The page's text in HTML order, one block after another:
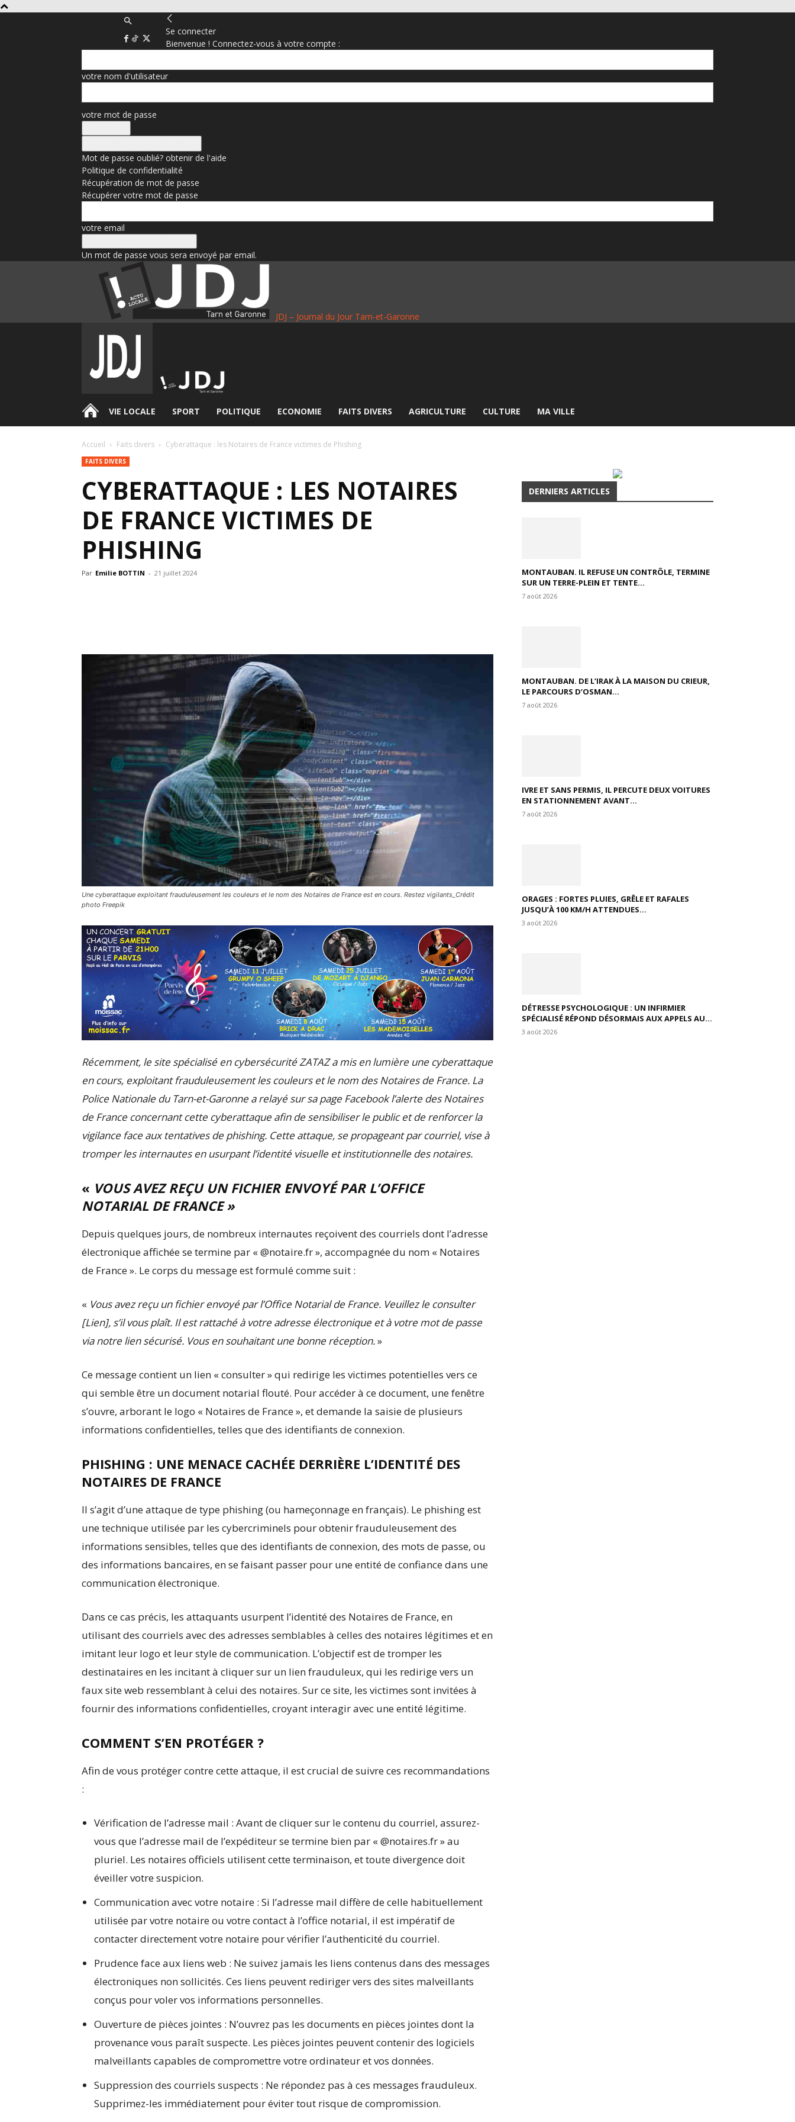
Se connecter
Bienvenue ! Connectez-vous à votre compte :
votre nom d'utilisateur
votre mot de passe
Mot de passe oublié? obtenir de l'aide
Politique de confidentialité
Récupération de mot de passe
Récupérer votre mot de passe
votre email
Un mot de passe vous sera envoyé par email.
JDJ – Journal du Jour Tarn-et-Garonne
. VIE LOCALE SPORT POLITIQUE ECONOMIE FAITS DIVERS AGRICULTURE CULTURE MA VILLE
Accueil Faits divers Cyberattaque : les Notaires de France victimes de Phishing
FAITS DIVERS
CYBERATTAQUE : LES NOTAIRES
DE FRANCE VICTIMES DE
PHISHING
Par Emilie BOTTIN - 21 juillet 2024
Une cyberattaque exploitant frauduleusement les couleurs et le nom des Notaires de France est en cours. Restez vigilants_Crédit
photo Freepik
Récemment, le site spécialisé en cybersécurité ZATAZ a mis en lumière une cyberattaque
en cours, exploitant frauduleusement les couleurs et le nom des Notaires de France. La
Police Nationale du Tarn-et-Garonne a relayé sur sa page Facebook l’alerte des Notaires
de France concernant cette cyberattaque afin de sensibiliser le public et de renforcer la
vigilance face aux tentatives de phishing. Cette attaque, se propageant par courriel, vise à
tromper les internautes en usurpant l’identité visuelle et institutionnelle des notaires.
« VOUS AVEZ REÇU UN FICHIER ENVOYÉ PAR L’OFFICE
NOTARIAL DE FRANCE »
Depuis quelques jours, de nombreux internautes reçoivent des courriels dont l’adresse
électronique affichée se termine par « @notaire.fr », accompagnée du nom « Notaires
de France ». Le corps du message est formulé comme suit :
« Vous avez reçu un fichier envoyé par l’Office Notarial de France. Veuillez le consulter
[Lien], s’il vous plaît. Il est rattaché à votre adresse électronique et à votre mot de passe
via notre lien sécurisé. Vous en souhaitant une bonne réception.»
Ce message contient un lien « consulter » qui redirige les victimes potentielles vers ce
qui semble être un document notarial flouté. Pour accéder à ce document, une fenêtre
s’ouvre, arborant le logo « Notaires de France », et demande la saisie de plusieurs
informations confidentielles, telles que des identifiants de connexion.
PHISHING : UNE MENACE CACHÉE DERRIÈRE L’IDENTITÉ DES
NOTAIRES DE FRANCE
Il s’agit d’une attaque de type phishing (ou hameçonnage en français). Le phishing est
une technique utilisée par les cybercriminels pour obtenir frauduleusement des
informations sensibles, telles que des identifiants de connexion, des mots de passe, ou
des informations bancaires, en se faisant passer pour une entité de confiance dans une
communication électronique.
Dans ce cas précis, les attaquants usurpent l’identité des Notaires de France, en
utilisant des courriels avec des adresses semblables à celles des notaires légitimes et en
imitant leur logo et leur style de communication. L’objectif est de tromper les
destinataires en les incitant à cliquer sur un lien frauduleux, qui les redirige vers un
faux site web ressemblant à celui des notaires. Sur ce site, les victimes sont invitées à
fournir des informations confidentielles, croyant interagir avec une entité légitime.
COMMENT S’EN PROTÉGER ?
Afin de vous protéger contre cette attaque, il est crucial de suivre ces recommandations
:
Vérification de l’adresse mail : Avant de cliquer sur le contenu du courriel, assurez-
vous que l’adresse mail de l’expéditeur se termine bien par « @notaires.fr » au
pluriel. Les notaires officiels utilisent cette terminaison, et toute divergence doit
éveiller votre suspicion.
Communication avec votre notaire : Si l’adresse mail diffère de celle habituellement
utilisée par votre notaire ou votre contact à l’office notarial, il est impératif de
contacter directement votre notaire pour vérifier l’authenticité du courriel.
Prudence face aux liens web : Ne suivez jamais les liens contenus dans des messages
électroniques non sollicités. Ces liens peuvent rediriger vers des sites malveillants
conçus pour voler vos informations personnelles.
Ouverture de pièces jointes : N’ouvrez pas les documents en pièces jointes dont la
provenance vous paraît suspecte. Les pièces jointes peuvent contenir des logiciels
malveillants capables de compromettre votre ordinateur et vos données.
Suppression des courriels suspects : Ne répondez pas à ces messages frauduleux.
Supprimez-les immédiatement pour éviter tout risque de compromission.
DERNIERS ARTICLES
MONTAUBAN. IL REFUSE UN CONTRÔLE, TERMINE
SUR UN TERRE-PLEIN ET TENTE...
7 août 2026
MONTAUBAN. DE L’IRAK À LA MAISON DU CRIEUR,
LE PARCOURS D’OSMAN...
7 août 2026
IVRE ET SANS PERMIS, IL PERCUTE DEUX VOITURES
EN STATIONNEMENT AVANT...
7 août 2026
ORAGES : FORTES PLUIES, GRÊLE ET RAFALES
JUSQU’À 100 KM/H ATTENDUES...
3 août 2026
DÉTRESSE PSYCHOLOGIQUE : UN INFIRMIER
SPÉCIALISÉ RÉPOND DÉSORMAIS AUX APPELS AU...
3 août 2026